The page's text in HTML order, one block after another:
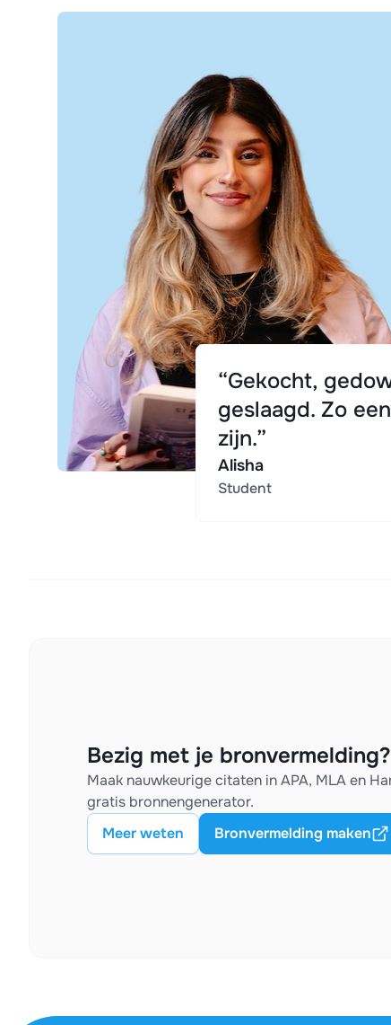
“Gekocht,
geslaagd. Zo
zijn.”
Alisha
Student
Bezig met je bronvermelding?
Maak nauwkeurige citaten in APA, MLA en
gratis bronnengenerator.
Meer weten
Bronvermelding maken